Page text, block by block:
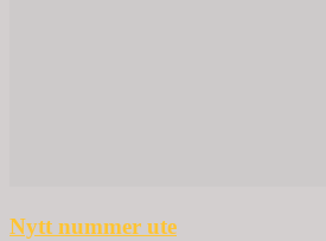
Nytt nummer ute